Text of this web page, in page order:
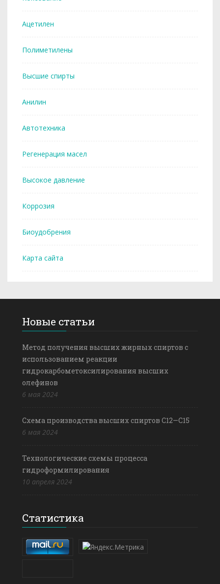
Ацетилен
Полиметилены
Высшие спирты
Анилин
Автотехника
Регенерация масел
Высокое давление
Коррозия
Биоудобрения
Карта сайта
Новые статьи
Метод получения высших жирных спиртов с
использованием реакции
гидрокарбометоксилирования высших
олефинов
6 мая 2024
Схема производства высших спиртов С12—С15
6 мая 2024
Технологические схемы процесса
гидроформилирования
10 апреля 2024
Статистика